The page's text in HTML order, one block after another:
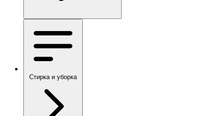
Стирка и уборка